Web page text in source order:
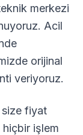
merkezi
Acil
orijinal
veriyoruz.
size fiyat
hiçbir işlem